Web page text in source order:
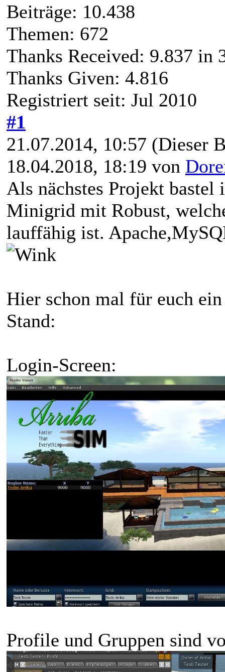
Beiträge: 10.438
Themen: 672
Thanks Received: 9.837 in
Thanks Given: 4.816
Registriert seit: Jul 2010
#1
21.07.2014, 10:57 (Dieser
18.04.2018, 18:19 von
Als nächstes Projekt bastel
Minigrid mit Robust,
lauffähig ist.
Hier schon mal für euch
Stand:
Login-Screen:
Profile und Gruppen sind